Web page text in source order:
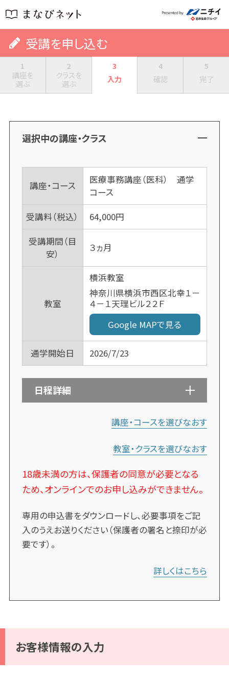
受講を申し込む
1
講座を
選ぶ
2
クラスを
選ぶ
3
入力
4
確認
5
完了
選択中の講座・クラス
講座・コース
医療事務講座（医科） 通学
コース
受講料（税込）
64,000円
受講期間（目
安）
３ヵ月
教室
横浜教室
神奈川県横浜市西区北幸１－
４－１天理ビル２２Ｆ
Google MAPで見る
通学開始日 2026/7/23
日程詳細
講座・コースを選びなおす
教室・クラスを選びなおす
18歳未満の方は、保護者の同意が必要となる
ため、オンラインでのお申し込みができません。
専用の申込書をダウンロードし、必要事項をご記
入のうえお送りください（保護者の署名と捺印が必
要です）。
詳しくはこちら
お客様情報の入力